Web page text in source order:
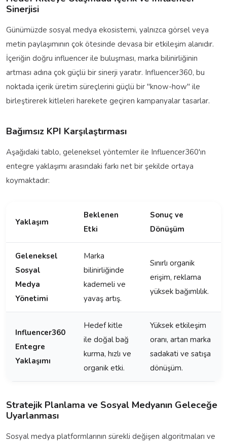
Sinerjisi
Günümüzde sosyal medya ekosistemi, yalnızca görsel veya
metin paylaşımının çok ötesinde devasa bir etkileşim alanıdır.
İçeriğin doğru influencer ile buluşması, marka bilinirliğinin
artması adına çok güçlü bir sinerji yaratır. Influencer360, bu
noktada içerik üretim süreçlerini güçlü bir "know-how" ile
birleştirerek kitleleri harekete geçiren kampanyalar tasarlar.
Bağımsız KPI Karşılaştırması
Aşağıdaki tablo, geleneksel yöntemler ile Influencer360'ın
entegre yaklaşımı arasındaki farkı net bir şekilde ortaya
koymaktadır:
Yaklaşım
Beklenen
Etki
Sonuç ve
Dönüşüm
Geleneksel
Sosyal
Medya
Yönetimi
Marka
bilinirliğinde
kademeli ve
yavaş artış.
Sınırlı organik
erişim, reklama
yüksek bağımlılık.
Influencer360
Entegre
Yaklaşımı
Hedef kitle
ile doğal bağ
kurma, hızlı ve
organik etki.
Yüksek etkileşim
oranı, artan marka
sadakati ve satışa
dönüşüm.
Stratejik Planlama ve Sosyal Medyanın Geleceğe
Uyarlanması
Sosyal medya platformlarının sürekli değişen algoritmaları ve